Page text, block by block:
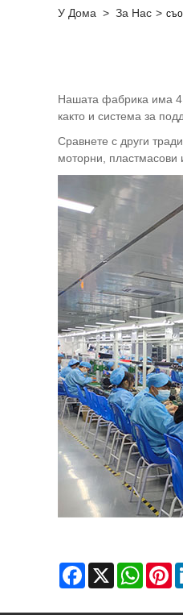
У Дома > За Нас >
Нашата фабрика има 4
както и система за
Сравнете с други
моторни, пластмасови
Facebook WhatsApp